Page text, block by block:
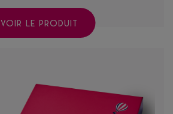
VOIR LE PRODUIT